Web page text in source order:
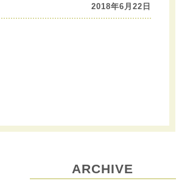
2018年6月22日
ARCHIVE